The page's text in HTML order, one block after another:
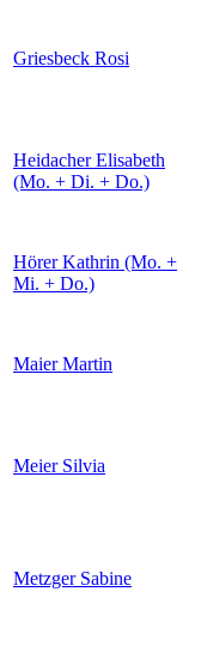
Griesbeck Rosi
Heidacher Elisabeth
(Mo. + Di. + Do.)
Hörer Kathrin (Mo. +
Mi. + Do.)
Maier Martin
Meier Silvia
Metzger Sabine